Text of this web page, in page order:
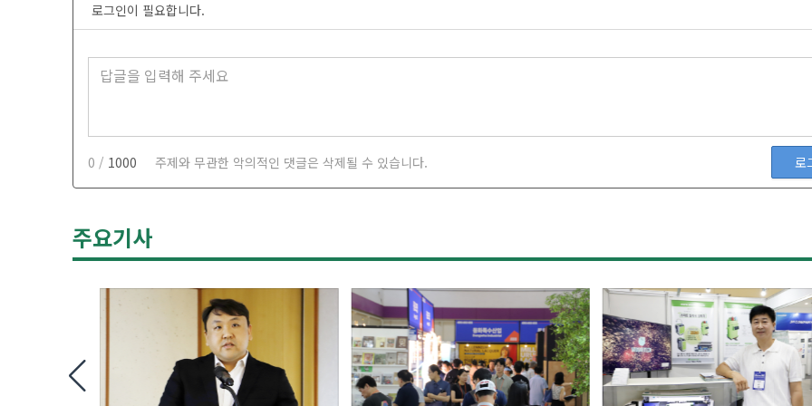
로그인이 필요합니다.
0 / 1000 주제와 무관한 악의적인 댓글은 삭제될 수 있습니다. 로
주요기사